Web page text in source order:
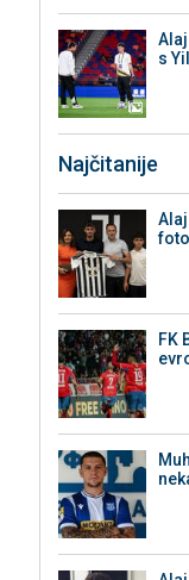
s
Najčitanije
FK